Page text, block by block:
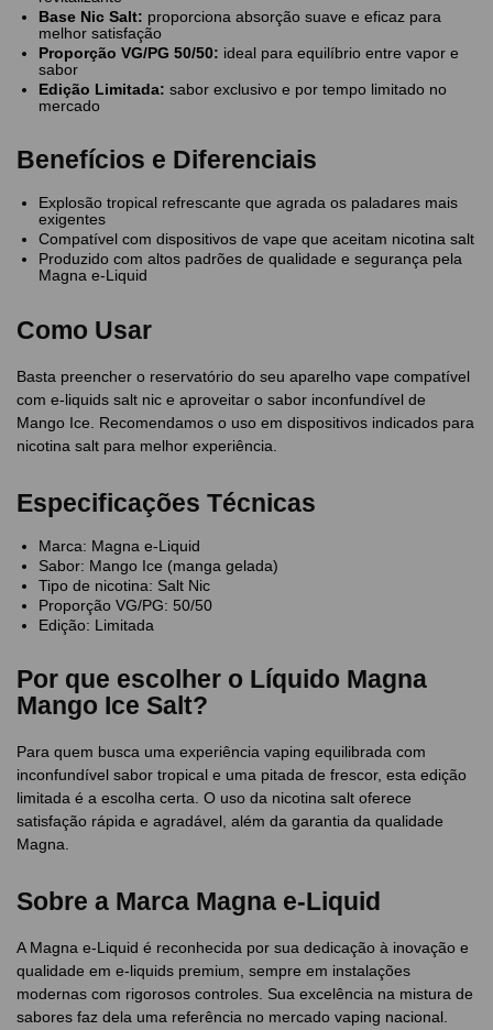
Base Nic Salt: proporciona absorção suave e eficaz para
melhor satisfação
Proporção VG/PG 50/50: ideal para equilíbrio entre vapor e
sabor
Edição Limitada: sabor exclusivo e por tempo limitado no
mercado
Benefícios e Diferenciais
Explosão tropical refrescante que agrada os paladares mais
exigentes
Compatível com dispositivos de vape que aceitam nicotina salt
Produzido com altos padrões de qualidade e segurança pela
Magna e-Liquid
Como Usar
Basta preencher o reservatório do seu aparelho vape compatível
com e-liquids salt nic e aproveitar o sabor inconfundível de
Mango Ice. Recomendamos o uso em dispositivos indicados para
nicotina salt para melhor experiência.
Especificações Técnicas
Marca: Magna e-Liquid
Sabor: Mango Ice (manga gelada)
Tipo de nicotina: Salt Nic
Proporção VG/PG: 50/50
Edição: Limitada
Por que escolher o Líquido Magna
Mango Ice Salt?
Para quem busca uma experiência vaping equilibrada com
inconfundível sabor tropical e uma pitada de frescor, esta edição
limitada é a escolha certa. O uso da nicotina salt oferece
satisfação rápida e agradável, além da garantia da qualidade
Magna.
Sobre a Marca Magna e-Liquid
A Magna e-Liquid é reconhecida por sua dedicação à inovação e
qualidade em e-liquids premium, sempre em instalações
modernas com rigorosos controles. Sua excelência na mistura de
sabores faz dela uma referência no mercado vaping nacional.